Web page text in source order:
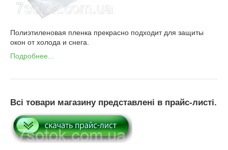
Полиэтиленовая пленка прекрасно подходит для защиты
окон от холода и снега.
Подробнее...
Всі товари магазину представлені в прайс-листі.